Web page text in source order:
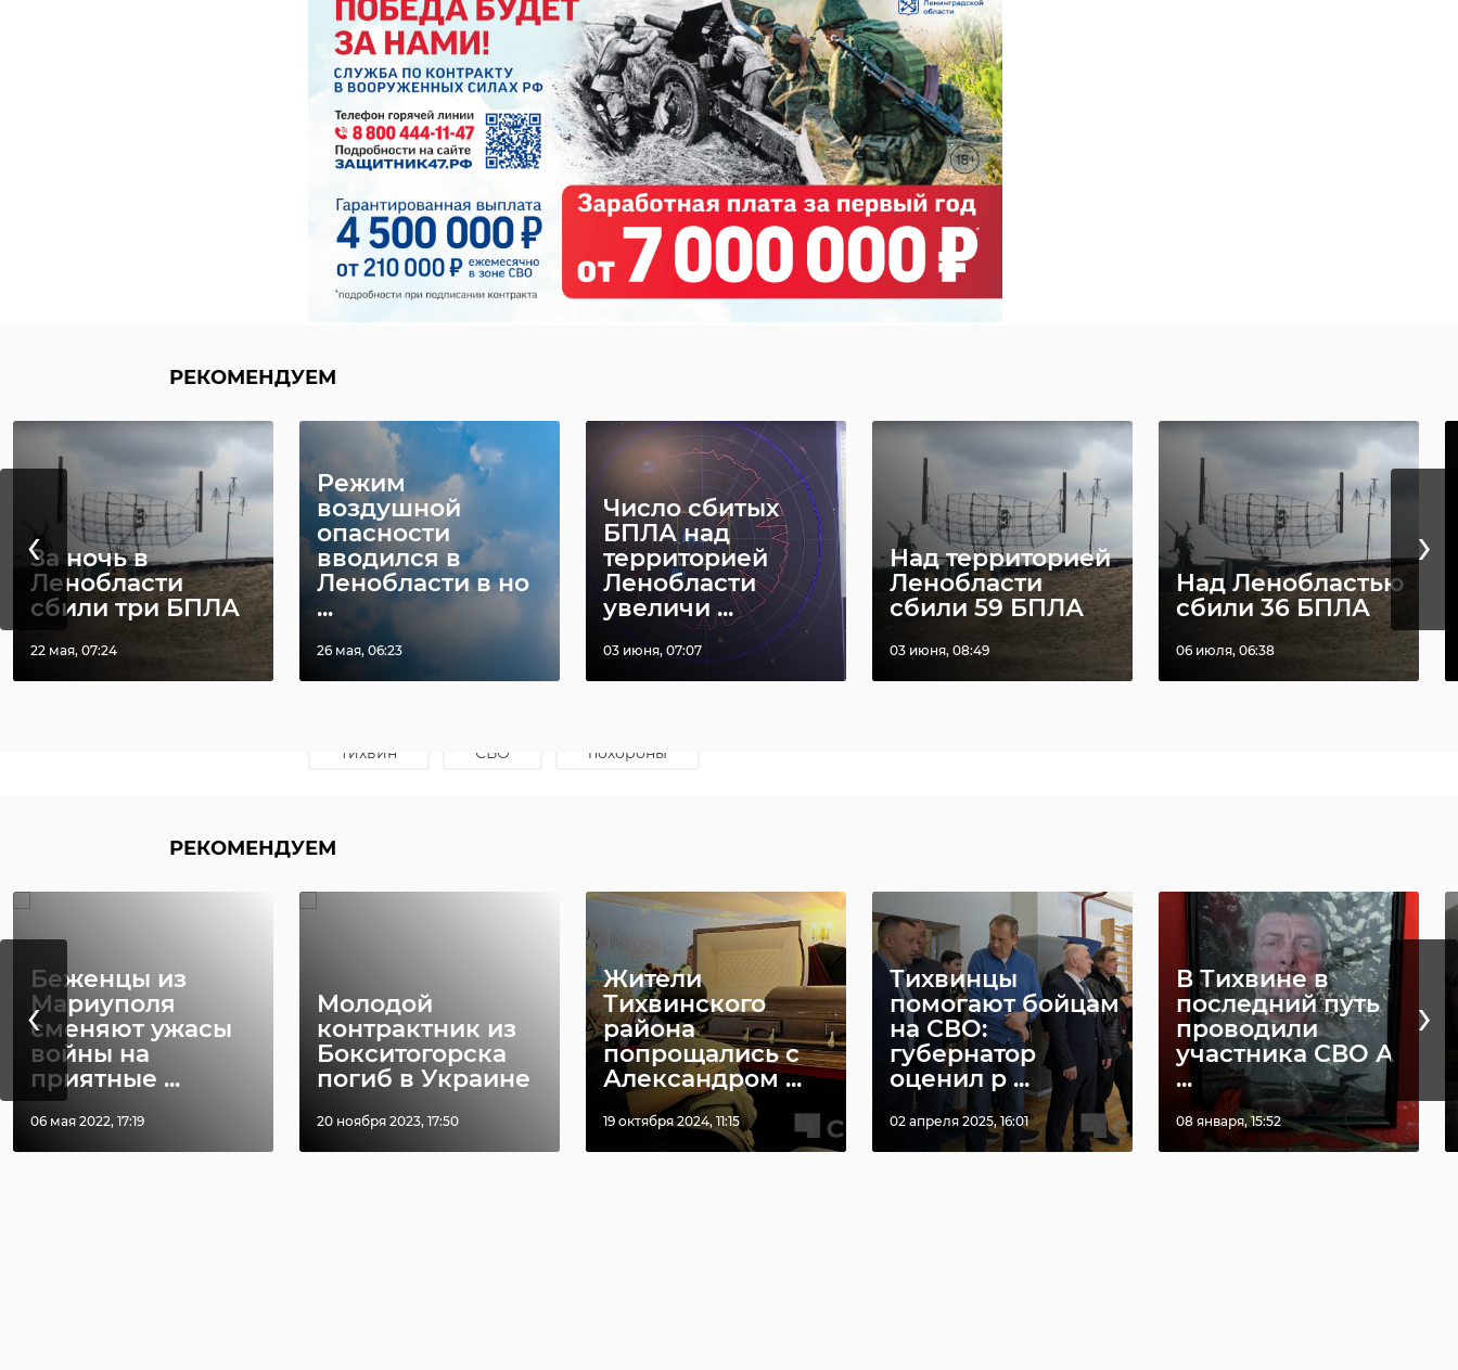
РЕКОМЕНДУЕМ
За ночь в
Ленобласти
сбили три БПЛА
22 мая, 07:24
Режим
воздушной
опасности
вводился в
Ленобласти в но
...
26 мая, 06:23
Число сбитых
БПЛА над
территорией
Ленобласти
увеличи ...
03 июня, 07:07
Над территорией
Ленобласти
сбили 59 БПЛА
03 июня, 08:49
Над Ленобластью
сбили 36 БПЛА
06 июля, 06:38
‹ ›
https://vk.com/wall-147238151_149690
тихвин СВО похороны
РЕКОМЕНДУЕМ
Беженцы из
Мариуполя
сменяют ужасы
войны на
приятные ...
06 мая 2022, 17:19
Молодой
контрактник из
Бокситогорска
погиб в Украине
20 ноября 2023, 17:50
Жители
Тихвинского
района
попрощались с
Александром ...
19 октября 2024, 11:15
Тихвинцы
помогают бойцам
на СВО:
губернатор
оценил р ...
02 апреля 2025, 16:01
В Тихвине в
последний путь
проводили
участника СВО А
...
08 января, 15:52
‹ ›
года. Он станет не только пространством для профессионального сообщества,
но и для живого и открытого диалога со зрителями о кино и литературе.
Фото: https://vk.com/wall-115699848_1821
фестиваль